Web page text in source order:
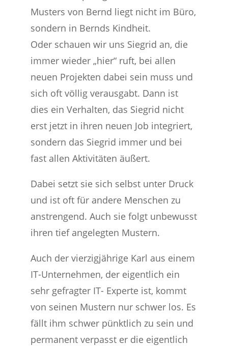
Musters von Bernd liegt nicht im Büro,
sondern in Bernds Kindheit.
Oder schauen wir uns Siegrid an, die
immer wieder „hier“ ruft, bei allen
neuen Projekten dabei sein muss und
sich oft völlig verausgabt. Dann ist
dies ein Verhalten, das Siegrid nicht
erst jetzt in ihren neuen Job integriert,
sondern das Siegrid immer und bei
fast allen Aktivitäten äußert.
Dabei setzt sie sich selbst unter Druck
und ist oft für andere Menschen zu
anstrengend. Auch sie folgt unbewusst
ihren tief angelegten Mustern.
Auch der vierzigjährige Karl aus einem
IT-Unternehmen, der eigentlich ein
sehr gefragter IT- Experte ist, kommt
von seinen Mustern nur schwer los. Es
fällt ihm schwer pünktlich zu sein und
permanent verpasst er die eigentlich